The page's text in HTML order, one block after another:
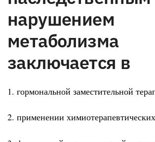
нарушением
метаболизма
заключается в
1. гормональной заместительной
2. применении